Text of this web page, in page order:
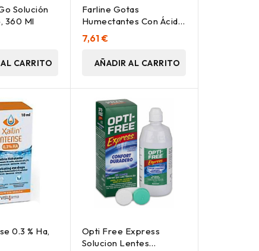
Solución
360 Ml
CARRITO
Farline Gotas
Humectantes Con Ácido
Hialurónico 0,3% 10Ml
7,61 €
AÑADIR AL CARRITO
0.3 % Ha,
Opti Free Express
Solucion Lentes